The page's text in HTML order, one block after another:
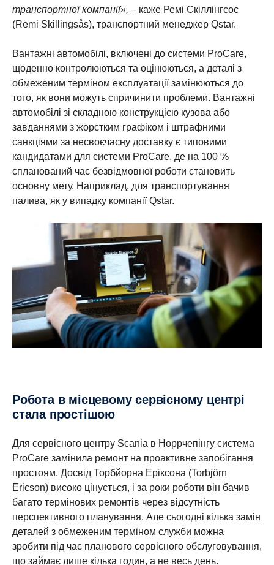
транспортної компанії», – каже Ремі Скіллінгсос
(Remi Skillingsås), транспортний менеджер Qstar.
Вантажні автомобілі, включені до системи ProCare,
щоденно контролюються та оцінюються, а деталі з
обмеженим терміном експлуатації замінюються до
того, як вони можуть спричинити проблеми. Вантажні
автомобілі зі складною конструкцією кузова або
завданнями з жорстким графіком і штрафними
санкціями за несвоєчасну доставку є типовими
кандидатами для системи ProCare, де на 100 %
спланований час безвідмовної роботи становить
основну мету. Наприклад, для транспортування
палива, як у випадку компанії Qstar.
Робота в місцевому сервісному центрі
стала простішою
Для сервісного центру Scania в Норрчепінгу система
ProCare замінила ремонт на проактивне запобігання
простоям. Досвід Торбйорна Еріксона (Torbjörn
Ericson) високо цінується, і за роки роботи він бачив
багато термінових ремонтів через відсутність
перспективного планування. Але сьогодні кілька замін
деталей з обмеженим терміном служби можна
зробити під час планового сервісного обслуговування,
що займає лише кілька годин, а не весь день.